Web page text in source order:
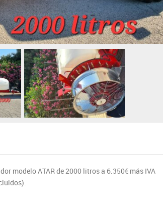
modelo ATAR de 2000 litros a 6.350€ más IVA